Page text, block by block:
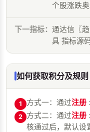
个股涨跌
下一指标： 通达信〖
具 指标源
如何获取积分及规则
1 方式一：通过注册
2 方式二：通过注册
核通过后，默认设